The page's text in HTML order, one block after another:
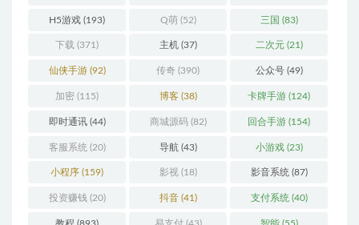
H5游戏 (193) Q萌(52) 三国 (83)
下载 (371) 主机(37) 二次元(21)
仙侠手游(92) 传奇 (390) 公众号(49)
加密 (115) 博客(38) 卡牌手游 (124)
即时通讯(44) 商城源码(82) 回合手游 (154)
客服系统 (20) 导航(43) 小游戏(23)
小程序 (159) 影视(18) 影音系统 (87)
投资赚钱 (20) 抖音(41) 支付系统 (40)